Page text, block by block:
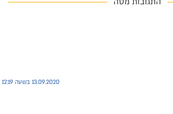
13.09.2020 בשעה 12:19